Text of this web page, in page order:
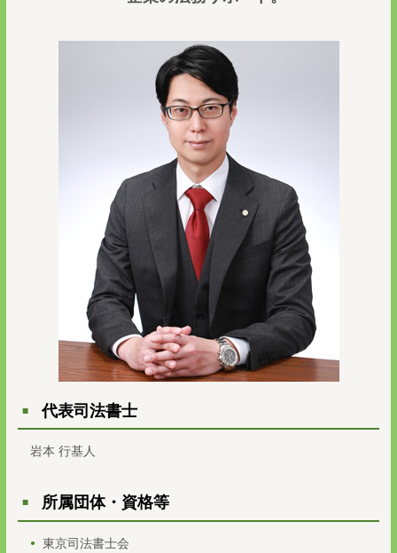
代表司法書士
岩本 行基人
所属団体・資格等
東京司法書士会